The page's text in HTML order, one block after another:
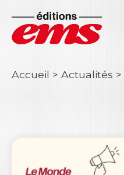
Accueil > Actualités >